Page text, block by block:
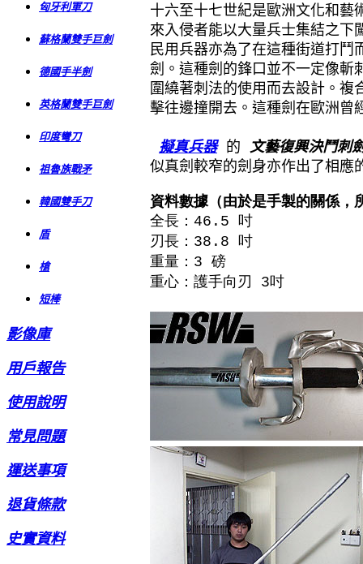
匈牙利軍刀
蘇格蘭雙手巨劍
德國手半劍
英格蘭雙手巨劍
印度彎刀
祖魯族戰矛
韓國雙手刀
盾
槍
短棒
影像庫
用戶報告
使用說明
常見問題
運送事項
退貨條款
史實資料
十六至十七世紀是歐洲文化和藝
來入侵者能以大量兵士集結之下
民用兵器亦為了在這種街道打鬥
劍。這種劍的鋒口並不一定像斬
圍繞著刺法的使用而去設計。複
擊往邊撞開去。這種劍在歐洲曾
擬真兵器的 文藝復興決鬥刺
似真劍較窄的劍身亦作出了相應
資料數據（由於是手製的關係，
全長： 46.5 吋
刃長： 38.8 吋
重量： 3 磅
重心：護手向刃
3吋